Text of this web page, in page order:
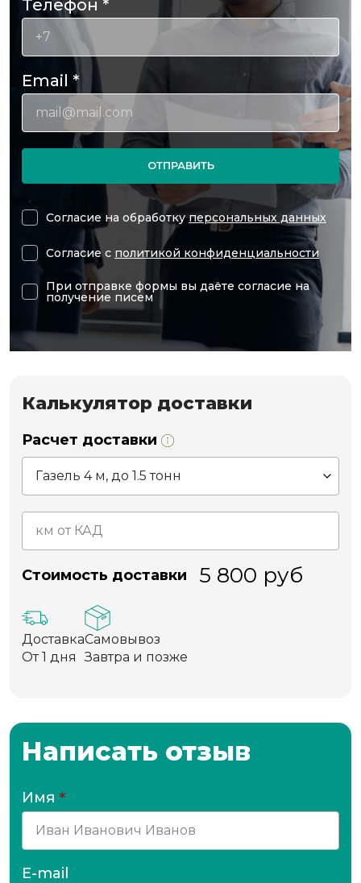
Телефон *
Email *
ОТПРАВИТЬ
Согласие на обработкуперсональных данных
Согласие с политикой конфиденциальности
При отправке формы вы даёте согласие на
получение писем
Калькулятор доставки
Расчет доставки
Стоимость доставки 5 800 руб
Доставка
От 1 дня
Самовывоз
Завтра и позже
Написать отзыв
Имя *
E-mail